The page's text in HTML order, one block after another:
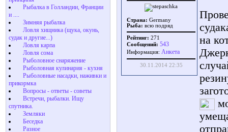
Рыбалка в Голландии, Франции
и ....
Зимняя рыбалка
Ловля хищника (щука, окунь,
судак и другие...)
Ловля карпа
Ловля сома
Рыболовное снаряжение
Рыболовная кулинария - кухня
Рыболовные насадки, наживки и
прикормка
Вопросы - ответы - советы
Встречи, рыбалки. Ищу
спутника.
Земляки
Беседка
Разное
Страна: Germany
Рыба: всю подряд
Рейтинг: 271
Сообщений: 543
Информация: Aнкета
30.11.2014 22:35
на